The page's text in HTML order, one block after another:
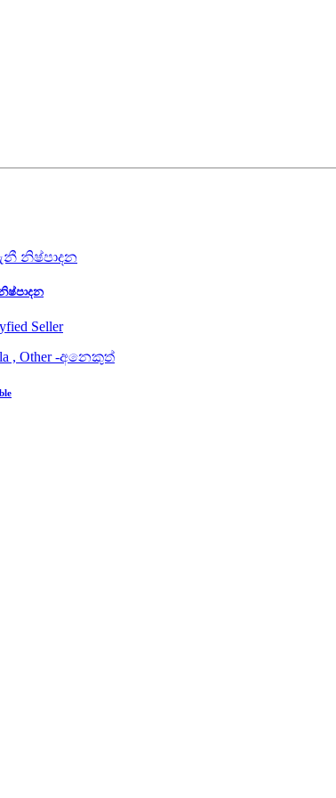
Seller
, Other -අනෙකුත්